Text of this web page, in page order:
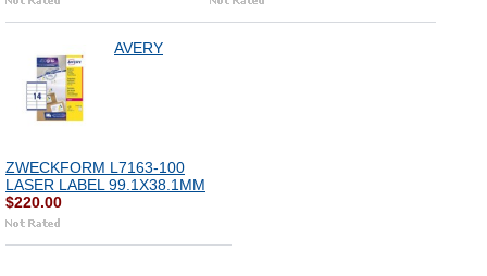
AVERY
ZWECKFORM L7163-100
LASER LABEL 99.1X38.1MM
$220.00